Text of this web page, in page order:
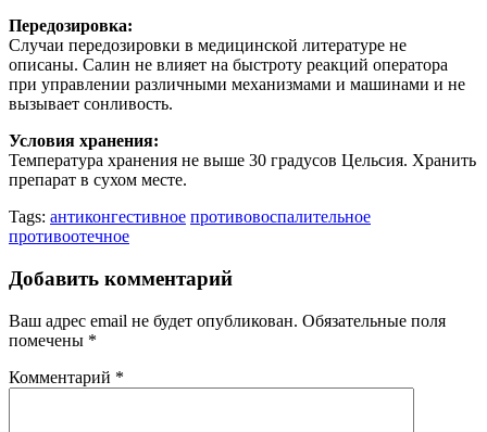
Передозировка:
Случаи передозировки в медицинской литературе не
описаны. Салин не влияет на быстроту реакций оператора
при управлении различными механизмами и машинами и не
вызывает сонливость.
Условия хранения:
Температура хранения не выше 30 градусов Цельсия. Хранить
препарат в сухом месте.
Tags: антиконгестивное противовоспалительное
противоотечное
Добавить комментарий
Ваш адрес email не будет опубликован. Обязательные поля
помечены *
Комментарий *